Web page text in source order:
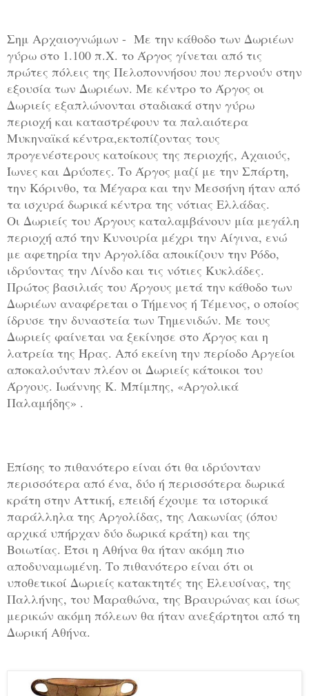
Σημ Αρχαιογνώμων - Με την κάθοδο των Δωριέων
γύρω στο 1.100 π.Χ. το Άργος γίνεται από τις
πρώτες πόλεις της Πελοποννήσου που περνούν στην
εξουσία των Δωριέων. Με κέντρο το Άργος οι
Δωριείς εξαπλώνονται σταδιακά στην γύρω
περιοχή και καταστρέφουν τα παλαιότερα
Μυκηναϊκά κέντρα,εκτοπίζοντας τους
προγενέστερους κατοίκους της περιοχής, Αχαιούς,
Ίωνες και Δρύοπες. Το Άργος μαζί με την Σπάρτη,
την Κόρινθο, τα Μέγαρα και την Μεσσήνη ήταν από
τα ισχυρά δωρικά κέντρα της νότιας Ελλάδας.
Οι Δωριείς του Άργους καταλαμβάνουν μία μεγάλη
περιοχή από την Κυνουρία μέχρι την Αίγινα, ενώ
με αφετηρία την Αργολίδα αποικίζουν την Ρόδο,
ιδρύοντας την Λίνδο και τις νότιες Κυκλάδες.
Πρώτος βασιλιάς του Άργους μετά την κάθοδο των
Δωριέων αναφέρεται ο Τήμενος ή Τέμενος, ο οποίος
ίδρυσε την δυναστεία των Τημενιδών. Με τους
Δωριείς φαίνεται να ξεκίνησε στο Άργος και η
λατρεία της Ήρας. Από εκείνη την περίοδο Αργείοι
αποκαλούνταν πλέον οι Δωριείς κάτοικοι του
Άργους. Ιωάννης Κ. Μπίμπης, «Αργολικά
Παλαμήδης» .
Επίσης το πιθανότερο είναι ότι θα ιδρύονταν
περισσότερα από ένα, δύο ή περισσότερα δωρικά
κράτη στην Αττική, επειδή έχουμε τα ιστορικά
παράλληλα της Αργολίδας, της Λακωνίας (όπου
αρχικά υπήρχαν δύο δωρικά κράτη) και της
Βοιωτίας. Έτσι η Αθήνα θα ήταν ακόμη πιο
αποδυναμωμένη. Το πιθανότερο είναι ότι οι
υποθετικοί Δωριείς κατακτητές της Ελευσίνας, της
Παλλήνης, του Μαραθώνα, της Βραυρώνας και ίσως
μερικών ακόμη πόλεων θα ήταν ανεξάρτητοι από τη
Δωρική Αθήνα.